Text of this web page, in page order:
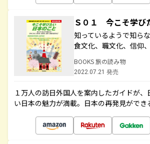
Ｓ０１ 今こそ学び
知っているようで知ら
食文化、職文化、信仰
BOOKS 旅の読み物
2022.07.21 発売
１万人の訪日外国人を案内したガイドが
い日本の魅力が満載。日本の再発見ができ